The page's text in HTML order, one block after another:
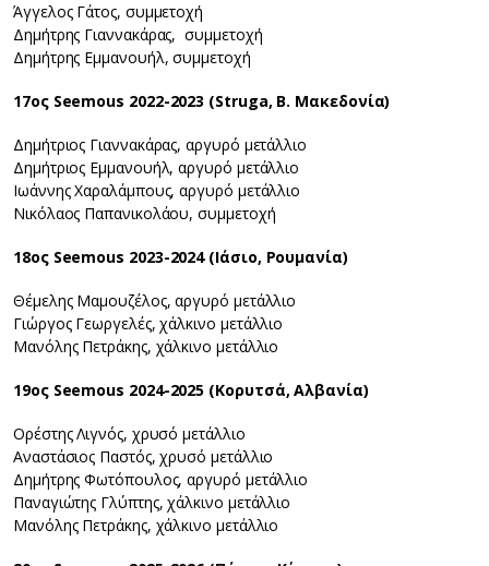
Άγγελος Γάτος, συμμετοχή
Δημήτρης Γιαννακάρας, συμμετοχή
Δημήτρης Εμμανουήλ, συμμετοχή
17ος Seemous 2022-2023 (Struga, Β. Μακεδονία)
Δημήτριος Γιαννακάρας, αργυρό μετάλλιο
Δημήτριος Εμμανουήλ, αργυρό μετάλλιο
Ιωάννης Χαραλάμπους, αργυρό μετάλλιο
Νικόλαος Παπανικολάου, συμμετοχή
18ος Seemous 2023-2024 (Ιάσιο, Ρουμανία)
Θέμελης Μαμουζέλος, αργυρό μετάλλιο
Γιώργος Γεωργελές, χάλκινο μετάλλιο
Μανόλης Πετράκης, χάλκινο μετάλλιο
19ος Seemous 2024-2025 (Κορυτσά, Αλβανία)
Ορέστης Λιγνός, χρυσό μετάλλιο
Αναστάσιος Παστός, χρυσό μετάλλιο
Δημήτρης Φωτόπουλος, αργυρό μετάλλιο
Παναγιώτης Γλύπτης, χάλκινο μετάλλιο
Μανόλης Πετράκης, χάλκινο μετάλλιο